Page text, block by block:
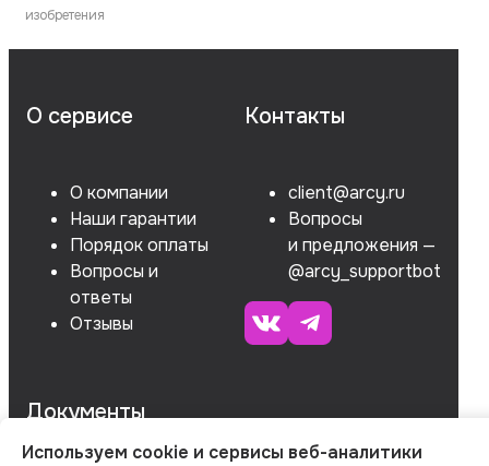
изобретения
О сервисе
О компании
Наши гарантии
Порядок оплаты
Вопросы и
ответы
Отзывы
Контакты
client@arcy.ru
Вопросы
и предложения —
@arcy_supportbot
Документы
Используем cookie и сервисы веб-аналитики